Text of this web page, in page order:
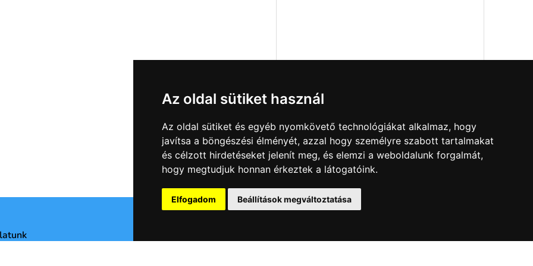
Az oldal sütiket használ
Az oldal sütiket és egyéb nyomkövető technológiákat alkalmaz, hogy
javítsa a böngészési élményét, azzal hogy személyre szabott tartalmakat
és célzott hirdetéseket jelenít meg, és elemzi a weboldalunk forgalmát,
hogy megtudjuk honnan érkeztek a látogatóink.
Elfogadom Beállítások megváltoztatása
ÁSZFrendelkezéseit!